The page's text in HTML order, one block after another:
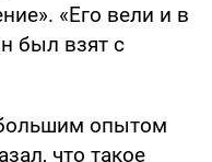
«Его вели и в
был взят с
опытом
что такое